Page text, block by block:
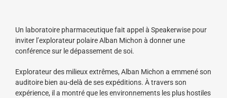
Un laboratoire pharmaceutique fait appel à Speakerwise pour
inviter l’explorateur polaire Alban Michon à donner une
conférence sur le dépassement de soi.
Explorateur des milieux extrêmes, Alban Michon a emmené son
auditoire bien au-delà de ses expéditions. À travers son
expérience, il a montré que les environnements les plus hostiles